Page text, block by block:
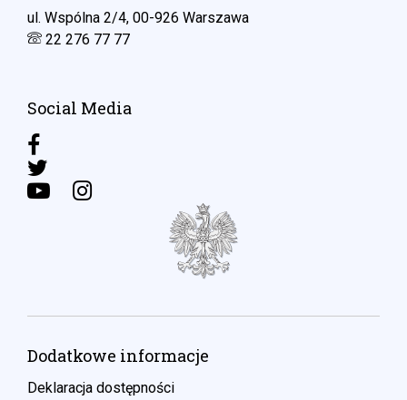
ul. Wspólna 2/4, 00-926 Warszawa
22 276 77 77
Social Media
Dodatkowe informacje
Deklaracja dostępności